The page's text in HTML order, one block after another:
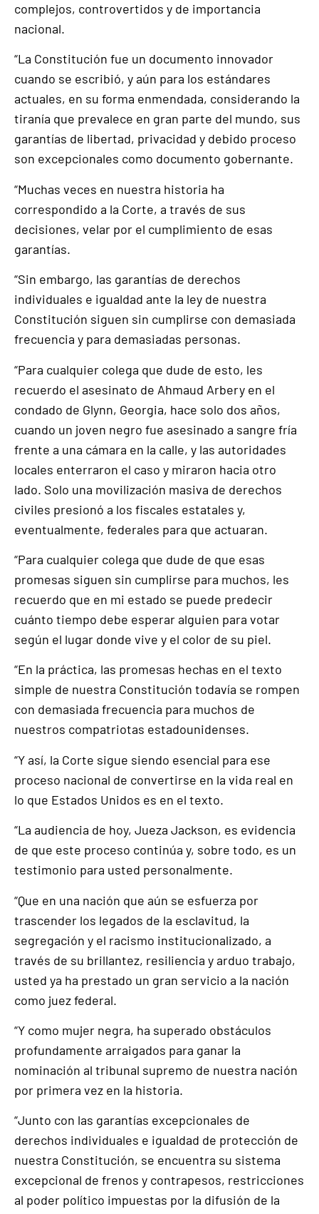
complejos, controvertidos y de importancia
nacional.
“La Constitución fue un documento innovador
cuando se escribió, y aún para los estándares
actuales, en su forma enmendada, considerando la
tiranía que prevalece en gran parte del mundo, sus
garantías de libertad, privacidad y debido proceso
son excepcionales como documento gobernante.
“Muchas veces en nuestra historia ha
correspondido a la Corte, a través de sus
decisiones, velar por el cumplimiento de esas
garantías.
“Sin embargo, las garantías de derechos
individuales e igualdad ante la ley de nuestra
Constitución siguen sin cumplirse con demasiada
frecuencia y para demasiadas personas.
“Para cualquier colega que dude de esto, les
recuerdo el asesinato de Ahmaud Arbery en el
condado de Glynn, Georgia, hace solo dos años,
cuando un joven negro fue asesinado a sangre fría
frente a una cámara en la calle, y las autoridades
locales enterraron el caso y miraron hacia otro
lado. Solo una movilización masiva de derechos
civiles presionó a los fiscales estatales y,
eventualmente, federales para que actuaran.
“Para cualquier colega que dude de que esas
promesas siguen sin cumplirse para muchos, les
recuerdo que en mi estado se puede predecir
cuánto tiempo debe esperar alguien para votar
según el lugar donde vive y el color de su piel.
“En la práctica, las promesas hechas en el texto
simple de nuestra Constitución todavía se rompen
con demasiada frecuencia para muchos de
nuestros compatriotas estadounidenses.
“Y así, la Corte sigue siendo esencial para ese
proceso nacional de convertirse en la vida real en
lo que Estados Unidos es en el texto.
“La audiencia de hoy, Jueza Jackson, es evidencia
de que este proceso continúa y, sobre todo, es un
testimonio para usted personalmente.
“Que en una nación que aún se esfuerza por
trascender los legados de la esclavitud, la
segregación y el racismo institucionalizado, a
través de su brillantez, resiliencia y arduo trabajo,
usted ya ha prestado un gran servicio a la nación
como juez federal.
“Y como mujer negra, ha superado obstáculos
profundamente arraigados para ganar la
nominación al tribunal supremo de nuestra nación
por primera vez en la historia.
“Junto con las garantías excepcionales de
derechos individuales e igualdad de protección de
nuestra Constitución, se encuentra su sistema
excepcional de frenos y contrapesos, restricciones
al poder político impuestas por la difusión de la